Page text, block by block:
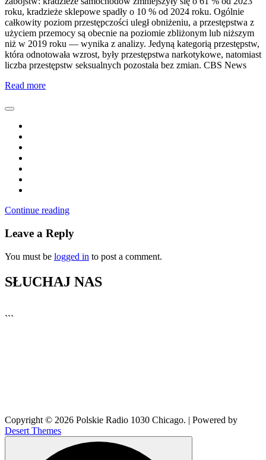
roku, kradzieże sklepowe spadły o 10 % od 2024 roku. Ogólnie
całkowity poziom przestępczości uległ obniżeniu, a przestępstwa z
użyciem przemocy są obecnie na poziomie zbliżonym lub niższym
niż w 2019 roku — wynika z analizy. Jedyną kategorią przestępstw,
która odnotowała wzrost, były przestępstwa narkotykowe, natomiast
liczba przestępstw seksualnych pozostała bez zmian. CBS News
Read more
Continue reading
Leave a Reply
You must be logged in to post a comment.
SŁUCHAJ NAS
```
Copyright © 2026 Polskie Radio 1030 Chicago. | Powered by
Desert Themes